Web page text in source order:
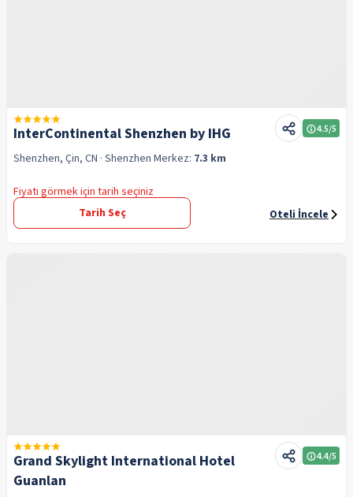
InterContinental Shenzhen by IHG 4.5/5
Shenzhen, Çin, CN · Shenzhen Merkez: 7.3 km
Fiyatı görmek için tarih seçiniz
Tarih Seç
Oteli İncele
Grand Skylight International Hotel
Guanlan
4.4/5